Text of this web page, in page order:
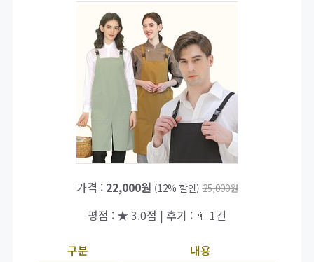
가격 : 22,000원 (12% 할인) 25,000원
평점 : ★ 3.0점 | 후기 : 👨‍‍ 1건
구분
내용